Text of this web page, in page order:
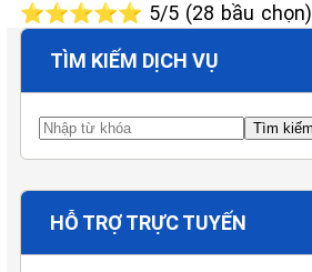
⭐⭐⭐⭐⭐ 5/5 (28 bầu chọn)
TÌM KIẾM DỊCH VỤ
HỖ TRỢ TRỰC TUYẾN